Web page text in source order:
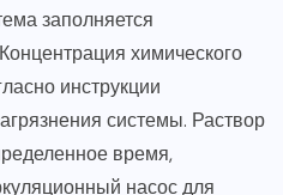
заполняется
химического
инструкции
системы. Раствор
время,
насос для